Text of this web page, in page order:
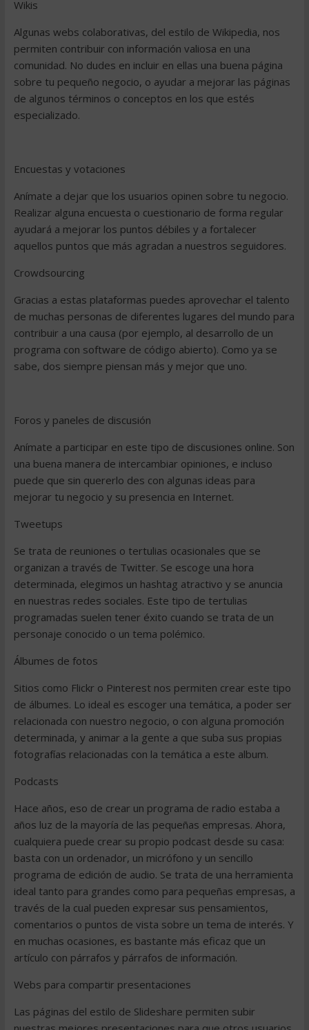
Wikis
Algunas webs colaborativas, del estilo de Wikipedia, nos
permiten contribuir con información valiosa en una
comunidad. No dudes en incluir en ellas una buena página
sobre tu pequeño negocio, o ayudar a mejorar las páginas
de algunos términos o conceptos en los que estés
especializado.
Encuestas y votaciones
Anímate a dejar que los usuarios opinen sobre tu negocio.
Realizar alguna encuesta o cuestionario de forma regular
ayudará a mejorar los puntos débiles y a fortalecer
aquellos puntos que más agradan a nuestros seguidores.
Crowdsourcing
Gracias a estas plataformas puedes aprovechar el talento
de muchas personas de diferentes lugares del mundo para
contribuir a una causa (por ejemplo, al desarrollo de un
programa con software de código abierto). Como ya se
sabe, dos siempre piensan más y mejor que uno.
Foros y paneles de discusión
Anímate a participar en este tipo de discusiones online. Son
una buena manera de intercambiar opiniones, e incluso
puede que sin quererlo des con algunas ideas para
mejorar tu negocio y su presencia en Internet.
Tweetups
Se trata de reuniones o tertulias ocasionales que se
organizan a través de Twitter. Se escoge una hora
determinada, elegimos un hashtag atractivo y se anuncia
en nuestras redes sociales. Este tipo de tertulias
programadas suelen tener éxito cuando se trata de un
personaje conocido o un tema polémico.
Álbumes de fotos
Sitios como Flickr o Pinterest nos permiten crear este tipo
de álbumes. Lo ideal es escoger una temática, a poder ser
relacionada con nuestro negocio, o con alguna promoción
determinada, y animar a la gente a que suba sus propias
fotografías relacionadas con la temática a este album.
Podcasts
Hace años, eso de crear un programa de radio estaba a
años luz de la mayoría de las pequeñas empresas. Ahora,
cualquiera puede crear su propio podcast desde su casa:
basta con un ordenador, un micrófono y un sencillo
programa de edición de audio. Se trata de una herramienta
ideal tanto para grandes como para pequeñas empresas, a
través de la cual pueden expresar sus pensamientos,
comentarios o puntos de vista sobre un tema de interés. Y
en muchas ocasiones, es bastante más eficaz que un
artículo con párrafos y párrafos de información.
Webs para compartir presentaciones
Las páginas del estilo de Slideshare permiten subir